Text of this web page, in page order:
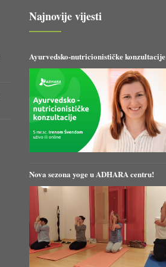
Najnovije vijesti
Ayurvedsko-nutricionističke konzultacije
Nova sezona yoge u ADHARA centru!